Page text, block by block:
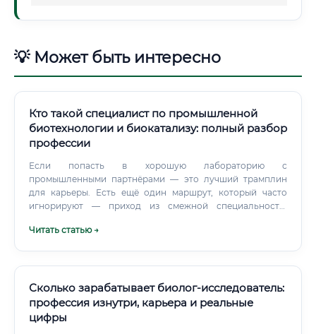
💡 Может быть интересно
Кто такой специалист по промышленной
биотехнологии и биокатализу: полный разбор
профессии
Если попасть в хорошую лабораторию с
промышленными партнёрами — это лучший трамплин
для карьеры. Есть ещё один маршрут, который часто
игнорируют — приход из смежной специальности.
технологи, специалисты по контролю качества — все они
Читать статью →
Сколько зарабатывает биолог-исследователь:
профессия изнутри, карьера и реальные
цифры